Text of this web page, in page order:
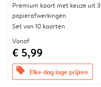
Premium kaart met keuze uit 3
papierafwerkingen
Set van 10 kaarten
Vanaf
€ 5,99
offers Elke dag lage prijzen